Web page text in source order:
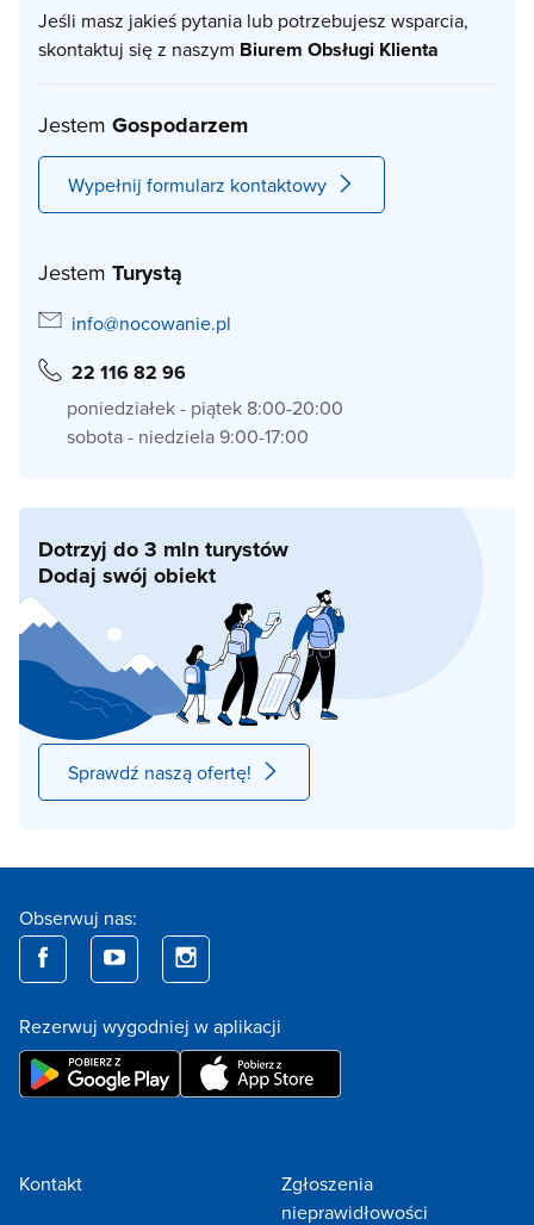
Jeśli masz jakieś pytania lub potrzebujesz wsparcia,
skontaktuj się z naszym Biurem Obsługi Klienta
Jestem Gospodarzem
Wypełnij formularz kontaktowy
Jestem Turystą
info@nocowanie.pl
22 116 82 96
poniedziałek - piątek 8:00-20:00
sobota - niedziela 9:00-17:00
Dotrzyj do 3 mln turystów
Dodaj swój obiekt
Sprawdź naszą ofertę!
Obserwuj nas:
Rezerwuj wygodniej w aplikacji
Kontakt
Zgłoszenia
nieprawidłowości